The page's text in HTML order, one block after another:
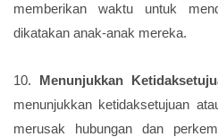
memberikan waktu untuk
dikatakan anak-anak mereka.
10. Menunjukkan
menunjukkan ketidaksetujuan
merusak hubungan dan